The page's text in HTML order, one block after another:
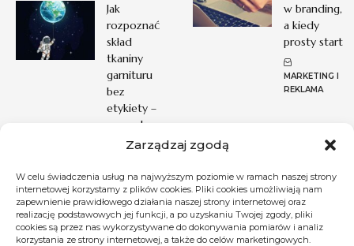
Zarządzaj zgodą
W celu świadczenia usług na najwyższym poziomie w ramach naszej strony
internetowej korzystamy z plików cookies. Pliki cookies umożliwiają nam
zapewnienie prawidłowego działania naszej strony internetowej oraz
realizację podstawowych jej funkcji, a po uzyskaniu Twojej zgody, pliki
cookies są przez nas wykorzystywane do dokonywania pomiarów i analiz
korzystania ze strony internetowej, a także do celów marketingowych.
Jak
rozpoznać
skład
tkaniny
garnituru
bez
etykiety –
sprawdzone
metody
SZYCIE I
ROBÓTKI
RĘCZNE
w branding,
a kiedy
prosty start
MARKETING I
REKLAMA